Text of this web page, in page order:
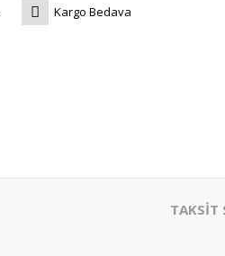
Kargo Bedava
TAKSİT